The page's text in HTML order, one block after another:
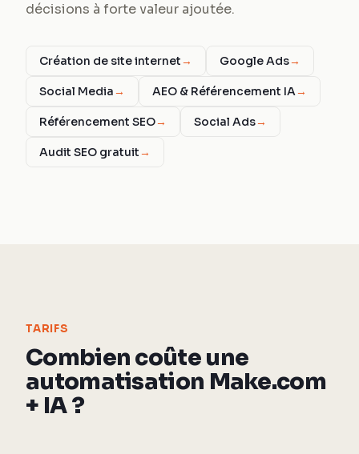
décisions à forte valeur ajoutée.
Création de site internet→ Google Ads→
Social Media→ AEO & Référencement IA→
Référencement SEO→ Social Ads→
Audit SEO gratuit→
TARIFS
Combien coûte une
automatisation Make.com
+ IA ?